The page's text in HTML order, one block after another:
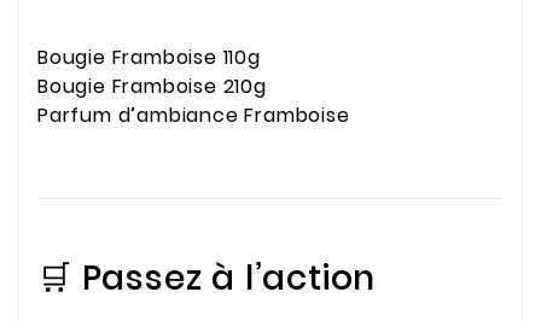
Bougie Framboise 110g
Bougie Framboise 210g
Parfum d’ambiance Framboise
🛒 Passez à l’action